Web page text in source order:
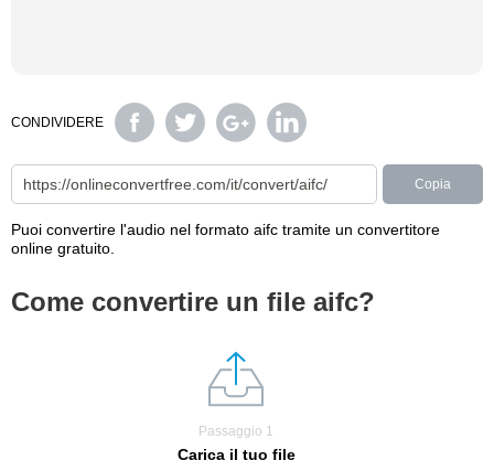
CONDIVIDERE
Copia
Puoi convertire l'audio nel formato aifc tramite un convertitore
online gratuito.
Come convertire un file aifc?
Passaggio 1
Carica il tuo file